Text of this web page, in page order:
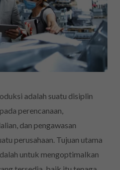
adalah suatu disiplin
perencanaan,
dan pengawasan
perusahaan. Tujuan utama
untuk mengoptimalkan